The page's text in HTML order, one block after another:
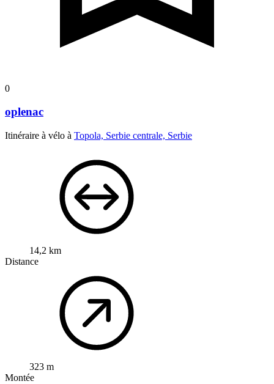
0
oplenac
Itinéraire à vélo à Topola, Serbie centrale, Serbie
14,2 km
Distance
323 m
Montée